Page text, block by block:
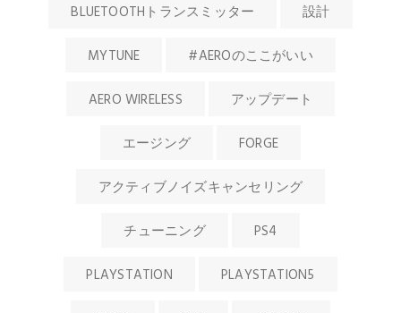
BLUETOOTHトランスミッター 設計
MYTUNE #AEROのここがいい
AERO WIRELESS アップデート
エージング FORGE
アクティブノイズキャンセリング
チューニング PS4
PLAYSTATION PLAYSTATION5